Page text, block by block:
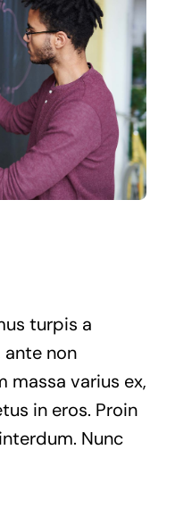
turpis a
ante non
massa varius ex,
in eros. Proin
Nunc